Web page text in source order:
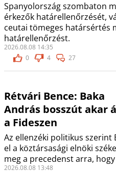
Spanyolország szombaton
érkezők határellenőrzését,
ceutai tömeges határsértés
határellenőrzést.
2026.08.08 14:35
0
4 27
Rétvári Bence: Baka
András bosszút akar
a Fideszen
Az ellenzéki politikus szerint
el a köztársasági elnöki
meg a precedenst arra,
2026.08.08 13:48